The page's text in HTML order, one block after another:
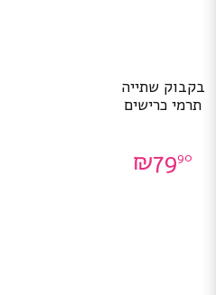
בקבוק שתייה
תרמי כרישים
₪7990